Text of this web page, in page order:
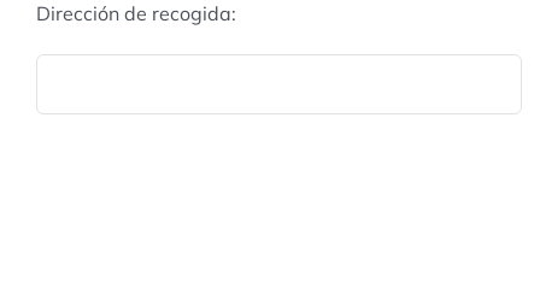
Dirección de recogida: